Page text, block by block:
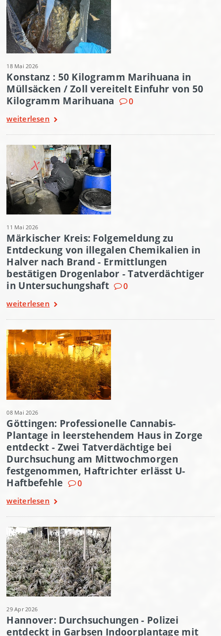
18 Mai 2026
Konstanz : 50 Kilogramm Marihuana in
Müllsäcken / Zoll vereitelt Einfuhr von 50
Kilogramm Marihuana
0
weiterlesen
11 Mai 2026
Märkischer Kreis: Folgemeldung zu
Entdeckung von illegalen Chemikalien in
Halver nach Brand - Ermittlungen
bestätigen Drogenlabor - Tatverdächtiger
in Untersuchungshaft
0
weiterlesen
08 Mai 2026
Göttingen: Professionelle Cannabis-
Plantage in leerstehendem Haus in Zorge
entdeckt - Zwei Tatverdächtige bei
Durchsuchung am Mittwochmorgen
festgenommen, Haftrichter erlässt U-
Haftbefehle
0
weiterlesen
29 Apr 2026
Hannover: Durchsuchungen - Polizei
entdeckt in Garbsen Indoorplantage mit